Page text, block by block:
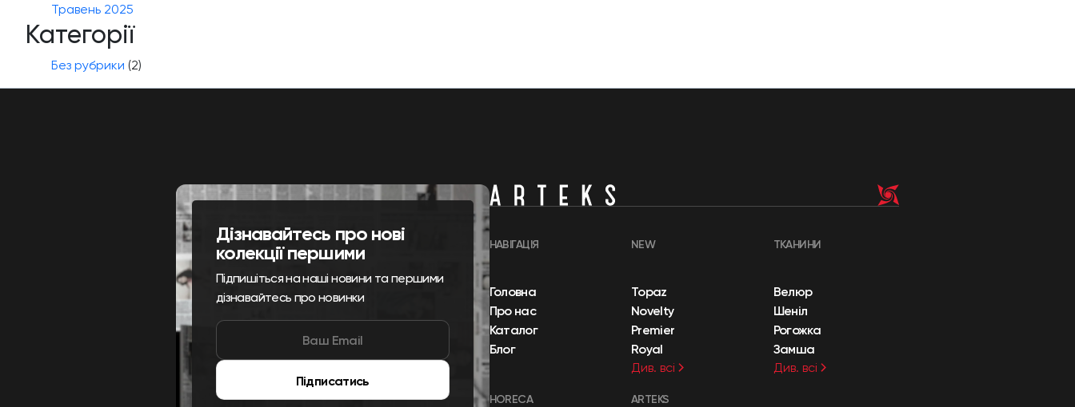
Травень 2025
Категорії
Без рубрики (2)
Дізнавайтесь про нові
колекції першими
Підпишіться на наші новини та першими
дізнавайтесь про новинки
Підписатись
НАВІГАЦІЯ
Головна
Про нас
Каталог
Блог
NEW
Topaz
Novelty
Premier
Royal
Див. всі
ТКАНИНИ
Велюр
Шеніл
Рогожка
Замша
Див. всі
HORECA ARTEKS